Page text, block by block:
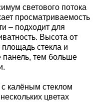
светового потока
просматриваемость
– подходит для
Высота от
площадь стекла и
тем больше
калёным стеклом
цветах